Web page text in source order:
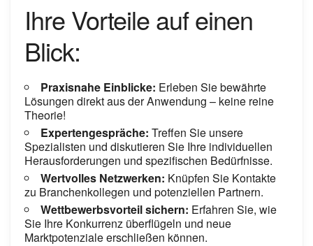
Ihre Vorteile auf einen
Blick:
Praxisnahe Einblicke: Erleben Sie bewährte
Lösungen direkt aus der Anwendung – keine reine
Theorie!
Expertengespräche: Treffen Sie unsere
Spezialisten und diskutieren Sie Ihre individuellen
Herausforderungen und spezifischen Bedürfnisse.
Wertvolles Netzwerken: Knüpfen Sie Kontakte
zu Branchenkollegen und potenziellen Partnern.
Wettbewerbsvorteil sichern: Erfahren Sie, wie
Sie Ihre Konkurrenz überflügeln und neue
Marktpotenziale erschließen können.